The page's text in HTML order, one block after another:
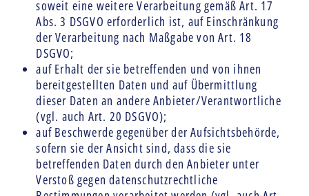
soweit eine weitere Verarbeitung gemäß Art. 17
Abs. 3 DSGVO erforderlich ist, auf Einschränkung
der Verarbeitung nach Maßgabe von Art. 18
DSGVO;
auf Erhalt der sie betreffenden und von ihnen
bereitgestellten Daten und auf Übermittlung
dieser Daten an andere Anbieter/Verantwortliche
(vgl. auch Art. 20 DSGVO);
auf Beschwerde gegenüber der Aufsichtsbehörde,
sofern sie der Ansicht sind, dass die sie
betreffenden Daten durch den Anbieter unter
Verstoß gegen datenschutzrechtliche